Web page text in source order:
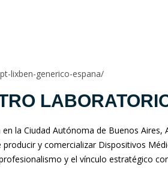
lixben-generico-espana/
la Ciudad Autónoma de Buenos Aires,
y comercializar Dispositivos
y el vínculo estratégico